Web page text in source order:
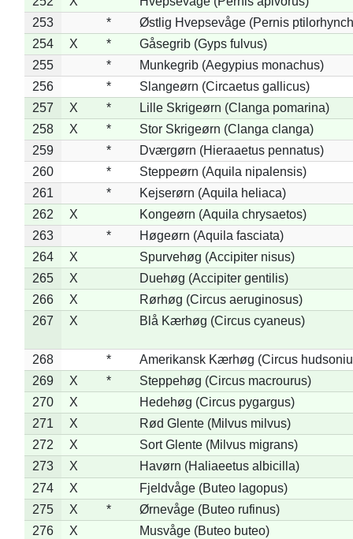
253
*
Østlig Hvepsevåge (Pernis
254
X *
Gåsegrib (Gyps fulvus)
255
*
Munkegrib (Aegypius monachus)
256
*
Slangeørn (Circaetus gallicus)
257
X *
Lille Skrigeørn (Clanga pomarina)
258
X *
Stor Skrigeørn (Clanga clanga)
259
*
Dværgørn (Hieraaetus pennatus)
260
*
Steppeørn (Aquila nipalensis)
261
*
Kejserørn (Aquila heliaca)
262
X
Kongeørn (Aquila chrysaetos)
263
*
Høgeørn (Aquila fasciata)
264
X
Spurvehøg (Accipiter nisus)
265
X
Duehøg (Accipiter gentilis)
266
X
Rørhøg (Circus aeruginosus)
267
X Blå Kærhøg (Circus cyaneus)
268 *
Amerikansk Kærhøg (Circus
269
X *
Steppehøg (Circus macrourus)
270
X
Hedehøg (Circus pygargus)
271
X
Rød Glente (Milvus milvus)
272
X
Sort Glente (Milvus migrans)
273
X
Havørn (Haliaeetus albicilla)
274
X
Fjeldvåge (Buteo lagopus)
275
X *
Ørnevåge (Buteo rufinus)
276
X
Musvåge (Buteo buteo)